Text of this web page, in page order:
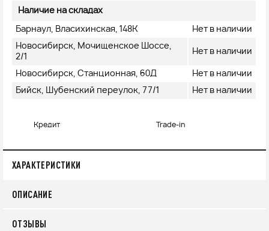
Наличие на складах
Барнаул, Власихинская, 148К
Нет в наличии
Новосибирск, Мочищенское Шоссе,
2/1
Нет в наличии
Новосибирск, Станционная, 60Д
Нет в наличии
Бийск, Шубенский переулок, 77/1
Нет в наличии
Кредит Trade-in
ХАРАКТЕРИСТИКИ
ОПИСАНИЕ
ОТЗЫВЫ